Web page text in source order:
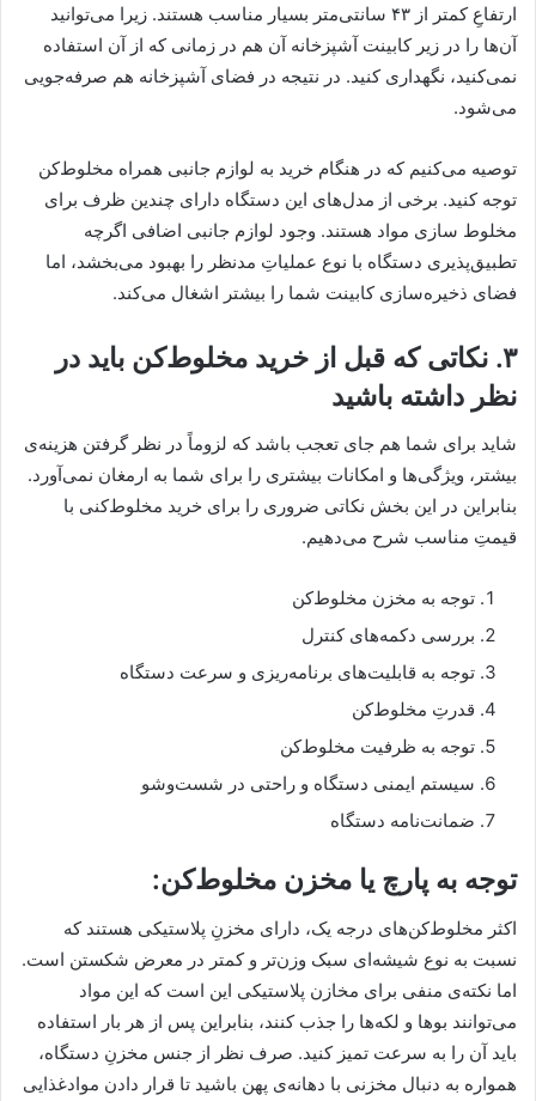
ارتفاعِ کمتر از ۴۳ سانتی‌متر بسیار مناسب هستند. زیرا می‌توانید
آن‌ها را در زیر کابینت آشپزخانه آن هم در زمانی که از آن استفاده
نمی‌کنید، نگهداری کنید. در نتیجه در فضای آشپزخانه هم صرفه‌جویی
می‌شود.
توصیه می‌کنیم که در هنگام خرید به لوازم جانبی همراه مخلوط‌کن
توجه کنید. برخی از مدل‌های این دستگاه دارای چندین ظرف برای
مخلوط سازی مواد هستند. وجود لوازم جانبی اضافی اگرچه
تطبیق‌پذیری دستگاه با نوع عملیاتِ مدنظر را بهبود می‌بخشد، اما
فضای ذخیره‌سازی کابینت شما را بیشتر اشغال می‌کند.
۳. نکاتی که قبل از خرید مخلوط‌کن باید در
نظر داشته باشید
شاید برای شما هم جای تعجب باشد که لزوماً در نظر گرفتن هزینه‌ی
بیشتر، ویژگی‌ها و امکانات بیشتری را برای شما به ارمغان نمی‌آورد.
بنابراین در این بخش نکاتی ضروری را برای خرید مخلوط‌کنی با
قیمتِ مناسب شرح می‌دهیم.
توجه به مخزن مخلوط‌کن
بررسی دکمه‌های کنترل
توجه به قابلیت‌های برنامه‌ریزی و سرعت دستگاه
قدرتِ مخلوط‌کن
توجه به ظرفیت مخلوط‌کن
سیستم ایمنی دستگاه و راحتی در شست‌وشو
ضمانت‌نامه دستگاه
توجه به پارچ یا مخزن مخلوط‌کن:
اکثر مخلوط‌کن‌های درجه یک، دارای مخزنِ پلاستیکی هستند که
نسبت به نوع شیشه‌ای سبک وزن‌تر و کمتر در معرض شکستن است.
اما نکته‌ی منفی برای مخازن پلاستیکی این است که این مواد
می‌توانند بوها و لکه‌ها را جذب کنند، بنابراین پس از هر بار استفاده
باید آن را به سرعت تمیز کنید. صرف نظر از جنس مخزنِ دستگاه،
همواره به دنبال مخزنی با دهانه‌ی پهن باشید تا قرار دادن موادغذایی